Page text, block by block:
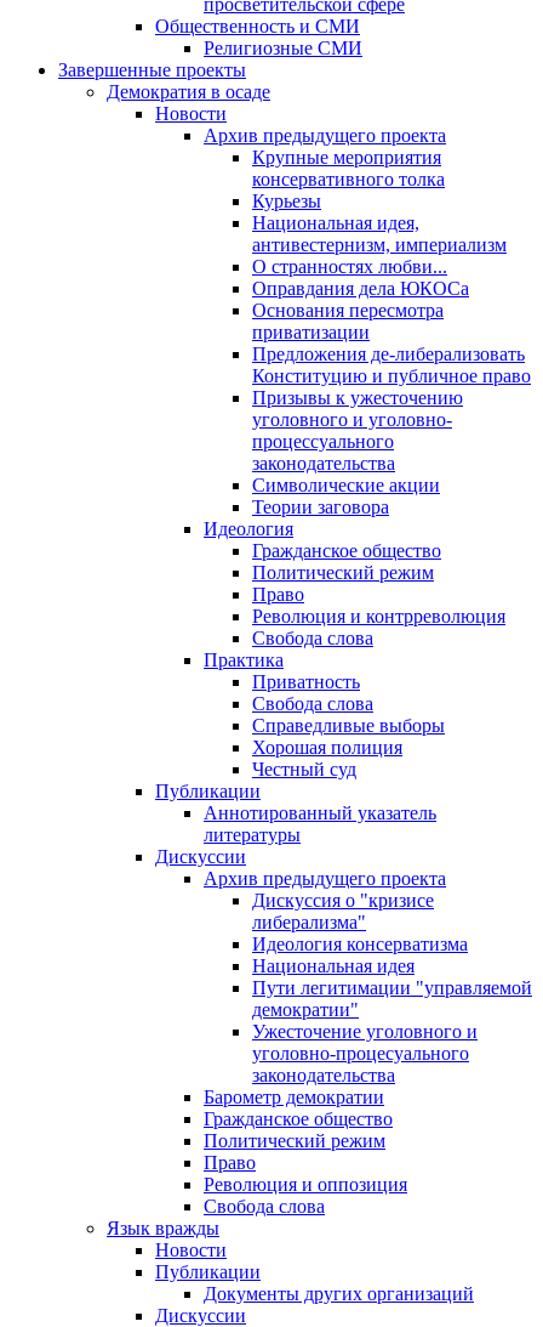
просветительской сфере
Общественность и СМИ
Религиозные СМИ
Завершенные проекты
Демократия в осаде
Новости
Архив предыдущего проекта
Крупные мероприятия
консервативного толка
Курьезы
Национальная идея,
антивестернизм, империализм
О странностях любви...
Оправдания дела ЮКОСа
Основания пересмотра
приватизации
Предложения де-либерализовать
Конституцию и публичное право
Призывы к ужесточению
уголовного и уголовно-
процессуального
законодательства
Символические акции
Теории заговора
Идеология
Гражданское общество
Политический режим
Право
Революция и контрреволюция
Свобода слова
Практика
Приватность
Свобода слова
Справедливые выборы
Хорошая полиция
Честный суд
Публикации
Аннотированный указатель
литературы
Дискуссии
Архив предыдущего проекта
Дискуссия о "кризисе
либерализма"
Идеология консерватизма
Национальная идея
Пути легитимации "управляемой
демократии"
Ужесточение уголовного и
уголовно-процесуального
законодательства
Барометр демократии
Гражданское общество
Политический режим
Право
Революция и оппозиция
Свобода слова
Язык вражды
Новости
Публикации
Документы других организаций
Дискуссии